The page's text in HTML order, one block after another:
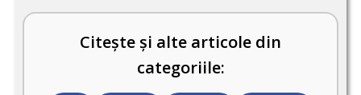
Citește și alte articole din
categoriile: